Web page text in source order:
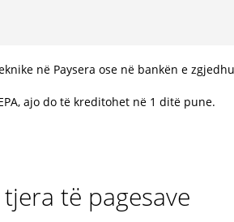
në Paysera ose në bankën e
ajo do të kreditohet në 1 ditë pune.
të pagesave